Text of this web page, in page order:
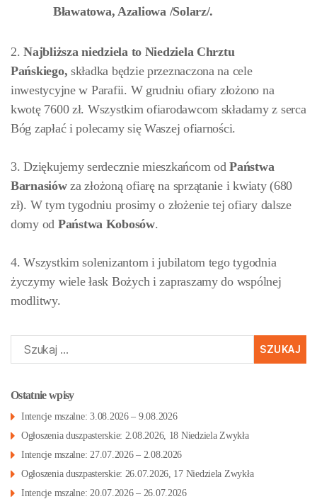
Bławatowa, Azaliowa /Solarz/.
2.Najbliższa niedziela to Niedziela Chrztu
Pańskiego,składka będzie przeznaczona na cele
inwestycyjne w Parafii. W grudniu ofiary złożono na
kwotę 7600 zł. Wszystkim ofiarodawcom składamy z serca
Bóg zapłać i polecamy się Waszej ofiarności.
3. Dziękujemy serdecznie mieszkańcom odPaństwa
Barnasiówza złożoną ofiarę na sprzątanie i kwiaty (680
zł). W tym tygodniu prosimy o złożenie tej ofiary dalsze
domy od Państwa Kobosów.
4. Wszystkim solenizantom i jubilatom tego tygodnia
życzymy wiele łask Bożych i zapraszamy do wspólnej
modlitwy.
Szukaj:
Ostatnie wpisy
Intencje mszalne: 3.08.2026 – 9.08.2026
Ogłoszenia duszpasterskie: 2.08.2026, 18 Niedziela Zwykła
Intencje mszalne: 27.07.2026 – 2.08.2026
Ogłoszenia duszpasterskie: 26.07.2026, 17 Niedziela Zwykła
Intencje mszalne: 20.07.2026 – 26.07.2026